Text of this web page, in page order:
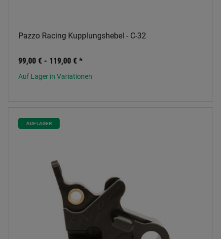
Pazzo Racing Kupplungshebel - C-32
99,00 € - 119,00 € *
Auf Lager in Variationen
AUF LAGER